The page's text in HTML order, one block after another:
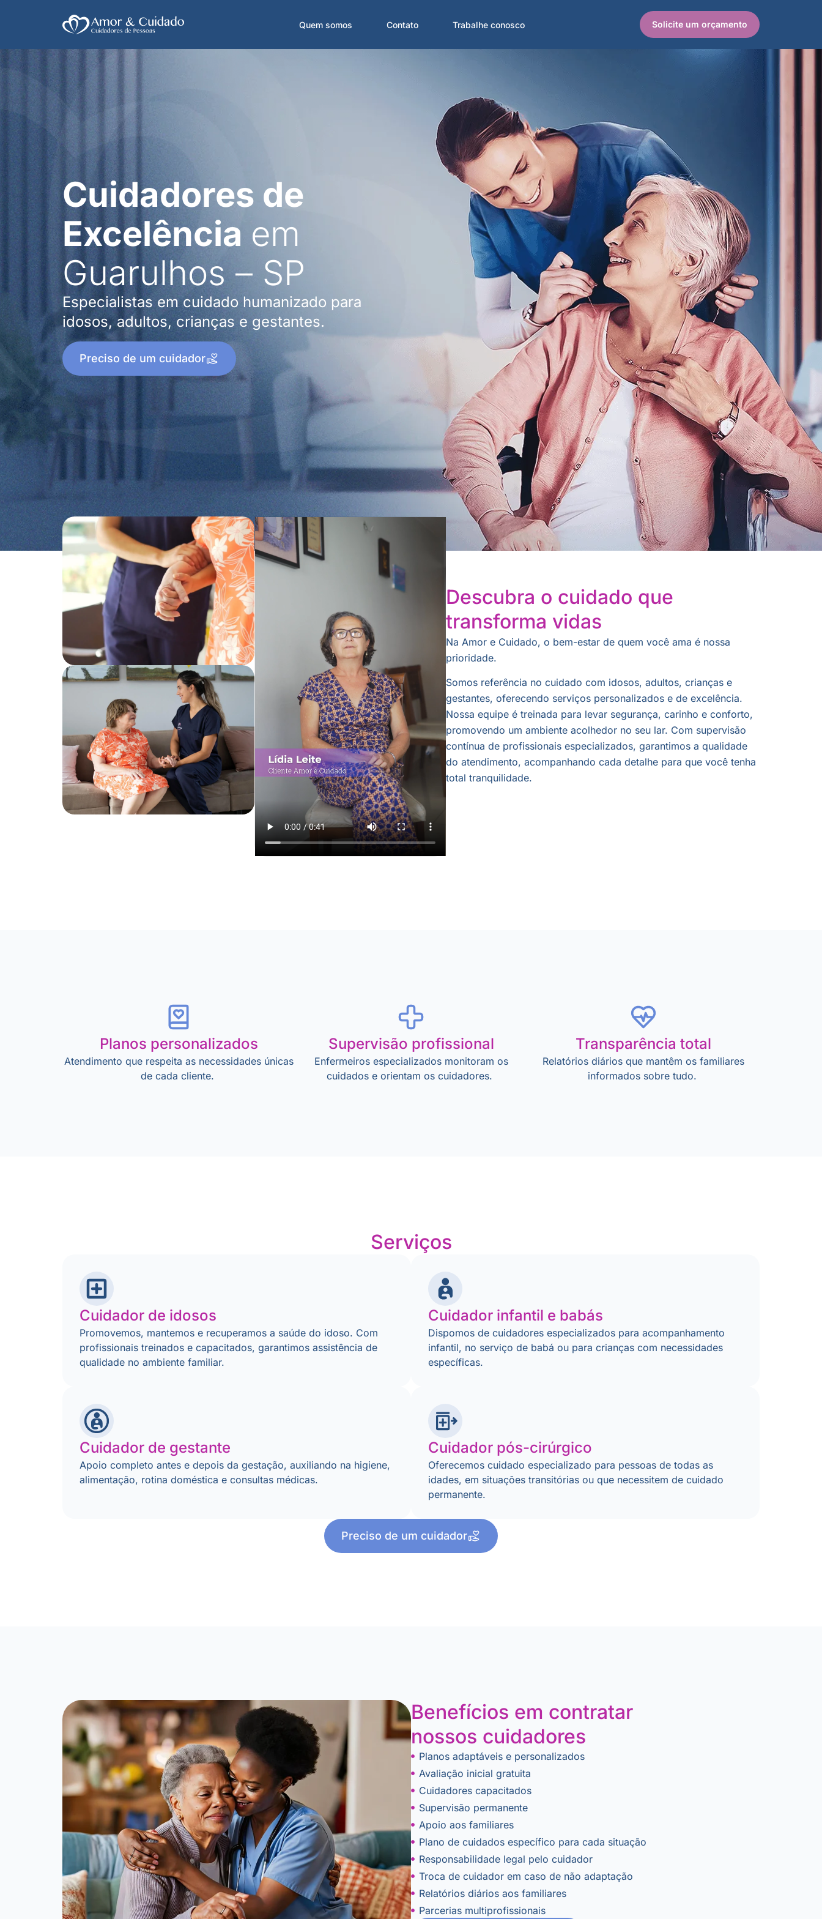
Quem somos Contato Trabalhe conosco Solicite um orçamento
Cuidadores de
Excelência em
Guarulhos – SP
Especialistas em cuidado humanizado para
idosos, adultos, crianças e gestantes.
Preciso de um cuidador
Descubra o cuidado que
transforma vidas
Na Amor e Cuidado, o bem-estar de quem você ama é nossa
prioridade.
Somos referência no cuidado com idosos, adultos, crianças e
gestantes, oferecendo serviços personalizados e de excelência.
Nossa equipe é treinada para levar segurança, carinho e conforto,
promovendo um ambiente acolhedor no seu lar. Com supervisão
contínua de profissionais especializados, garantimos a qualidade
do atendimento, acompanhando cada detalhe para que você tenha
total tranquilidade.
Planos personalizados
Atendimento que respeita as necessidades únicas
de cada cliente.
Supervisão profissional
Enfermeiros especializados monitoram os
cuidados e orientam os cuidadores.
Transparência total
Relatórios diários que mantêm os familiares
informados sobre tudo.
Serviços
Cuidador de idosos
Promovemos, mantemos e recuperamos a saúde do idoso. Com
profissionais treinados e capacitados, garantimos assistência de
qualidade no ambiente familiar.
Cuidador infantil e babás
Dispomos de cuidadores especializados para acompanhamento
infantil, no serviço de babá ou para crianças com necessidades
específicas.
Cuidador de gestante
Apoio completo antes e depois da gestação, auxiliando na higiene,
alimentação, rotina doméstica e consultas médicas.
Cuidador pós-cirúrgico
Oferecemos cuidado especializado para pessoas de todas as
idades, em situações transitórias ou que necessitem de cuidado
permanente.
Preciso de um cuidador
Benefícios em contratar
nossos cuidadores​
Planos adaptáveis e personalizados
Avaliação inicial gratuita
Cuidadores capacitados
Supervisão permanente
Apoio aos familiares
Plano de cuidados específico para cada situação
Responsabilidade legal pelo cuidador
Troca de cuidador em caso de não adaptação
Relatórios diários aos familiares
Parcerias multiprofissionais